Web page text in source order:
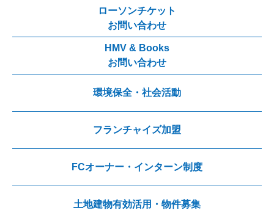
ローソンチケット
お問い合わせ
HMV & Books
お問い合わせ
環境保全・社会活動
フランチャイズ加盟
FCオーナー・インターン制度
土地建物有効活用・物件募集